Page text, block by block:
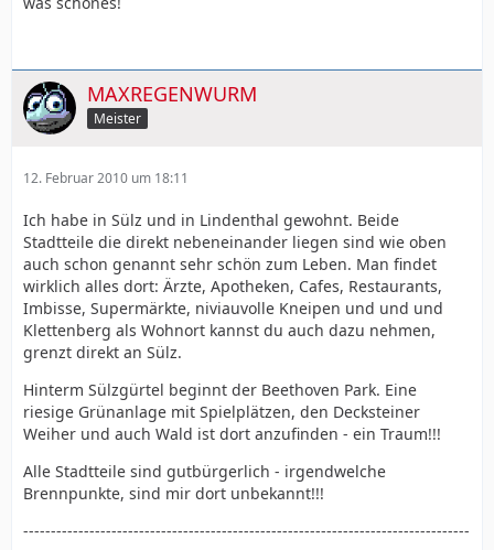
MAXREGENWURM
Meister
12. Februar 2010 um 18:11
Ich habe in Sülz und in Lindenthal gewohnt. Beide
Stadtteile die direkt nebeneinander liegen sind wie oben
auch schon genannt sehr schön zum Leben. Man findet
wirklich alles dort: Ärzte, Apotheken, Cafes, Restaurants,
Imbisse, Supermärkte, niviauvolle Kneipen und und und
Klettenberg als Wohnort kannst du auch dazu nehmen,
grenzt direkt an Sülz.
Hinterm Sülzgürtel beginnt der Beethoven Park. Eine
riesige Grünanlage mit Spielplätzen, den Decksteiner
Weiher und auch Wald ist dort anzufinden - ein Traum!!!
Alle Stadtteile sind gutbürgerlich - irgendwelche
Brennpunkte, sind mir dort unbekannt!!!
---------------------------------------------------------------------------------